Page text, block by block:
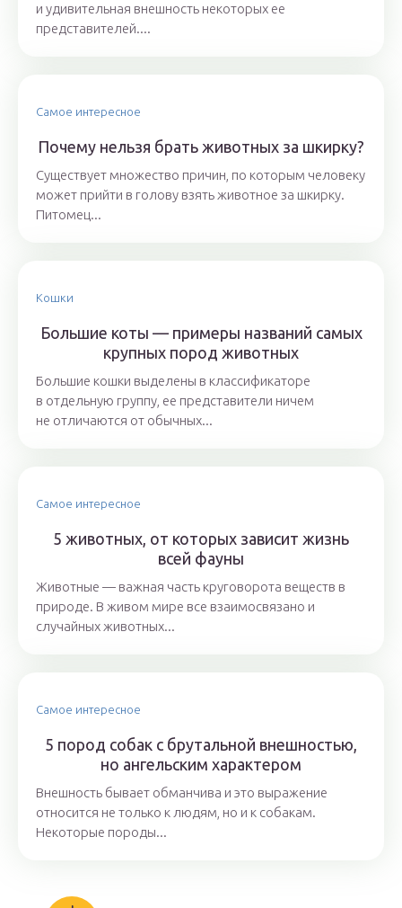
и удивительная внешность некоторых ее
представителей....
Самое интересное
Почему нельзя брать животных за шкирку?
Существует множество причин, по которым человеку
может прийти в голову взять животное за шкирку.
Питомец...
Кошки
Большие коты — примеры названий самых
крупных пород животных
Большие кошки выделены в классификаторе
в отдельную группу, ее представители ничем
не отличаются от обычных...
Самое интересное
5 животных, от которых зависит жизнь
всей фауны
Животные — важная часть круговорота веществ в
природе. В живом мире все взаимосвязано и
случайных животных...
Самое интересное
5 пород собак с брутальной внешностью,
но ангельским характером
Внешность бывает обманчива и это выражение
относится не только к людям, но и к собакам.
Некоторые породы...